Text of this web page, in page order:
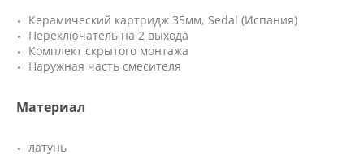
Керамический картридж 35мм, Sedal (Испания)
Переключатель на 2 выхода
Комплект скрытого монтажа
Наружная часть смесителя
Материал
латунь